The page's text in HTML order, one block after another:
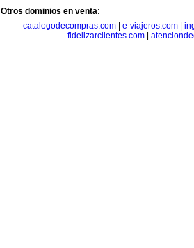
Otros dominios en venta:
catalogodecompras.com| e-viajeros.com|
fidelizarclientes.com|